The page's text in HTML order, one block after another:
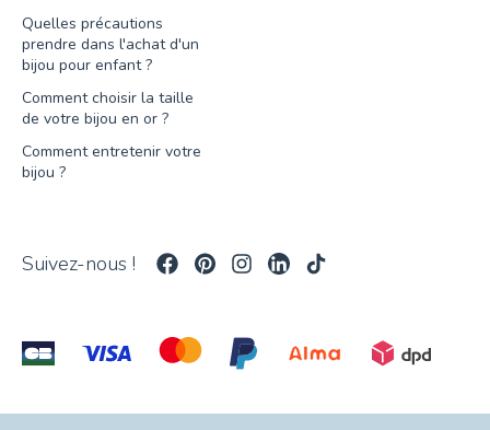
Quelles précautions
prendre dans l'achat d'un
bijou pour enfant ?
Comment choisir la taille
de votre bijou en or ?
Comment entretenir votre
bijou ?
Suivez-nous !